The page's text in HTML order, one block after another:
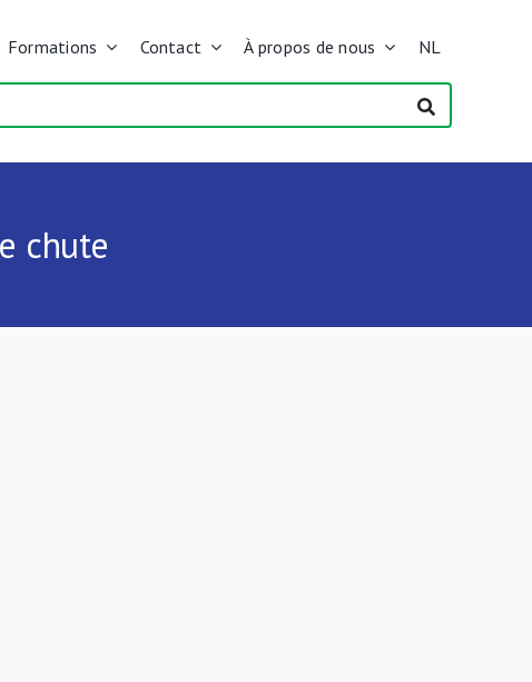
Formations Contact À propos de nous NL
chute